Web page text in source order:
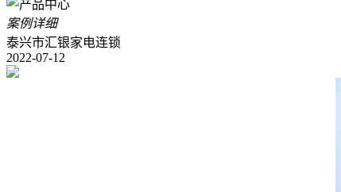
案例详细
泰兴市汇银家电连锁
2022-07-12